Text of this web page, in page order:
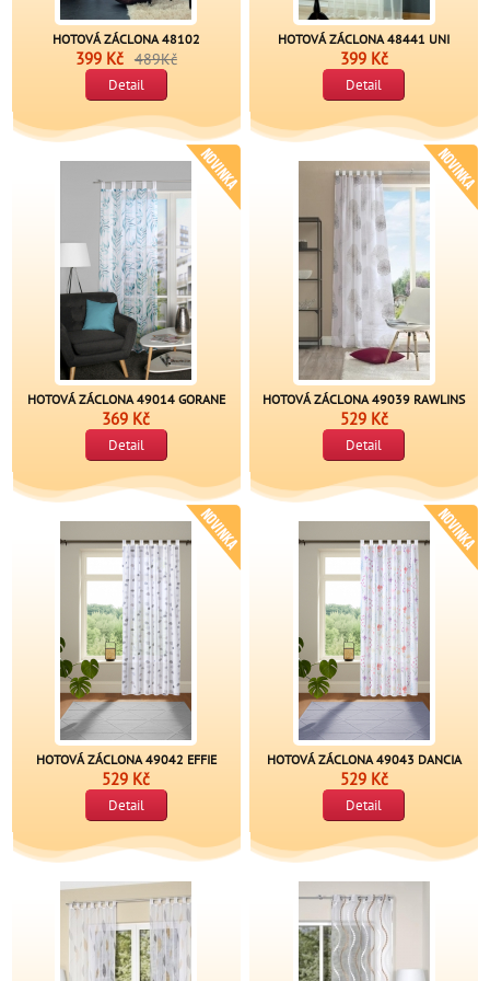
HOTOVÁ ZÁCLONA 48102
399 Kč 489Kč
Detail
HOTOVÁ ZÁCLONA 48441 UNI
399 Kč
Detail
HOTOVÁ ZÁCLONA 49014 GORANE
369 Kč
Detail
HOTOVÁ ZÁCLONA 49039 RAWLINS
529 Kč
Detail
HOTOVÁ ZÁCLONA 49042 EFFIE
529 Kč
Detail
HOTOVÁ ZÁCLONA 49043 DANCIA
529 Kč
Detail